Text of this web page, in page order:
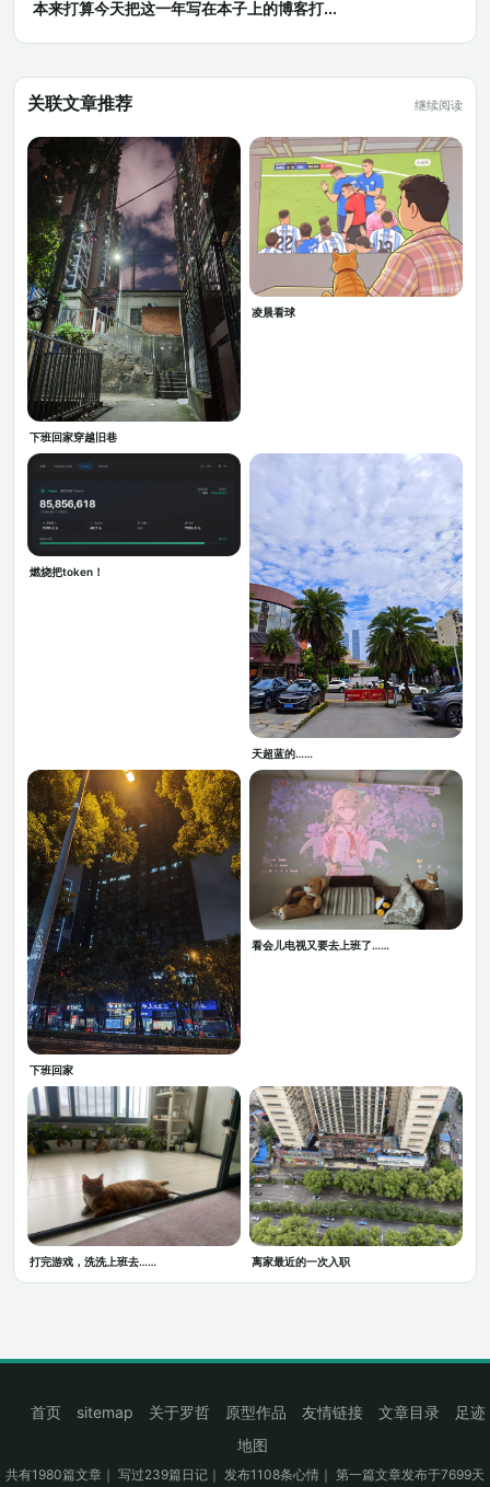
本来打算今天把这一年写在本子上的博客打...
关联文章推荐 继续阅读
下班回家穿越旧巷
凌晨看球
燃烧把token！
天超蓝的……
下班回家
看会儿电视又要去上班了……
打完游戏，洗洗上班去…… 离家最近的一次入职
首页 sitemap 关于罗哲 原型作品 友情链接 文章目录
足迹
地图
共有1980篇文章｜ 写过239篇日记｜ 发布1108条心情｜ 第一篇文章发布于7699天